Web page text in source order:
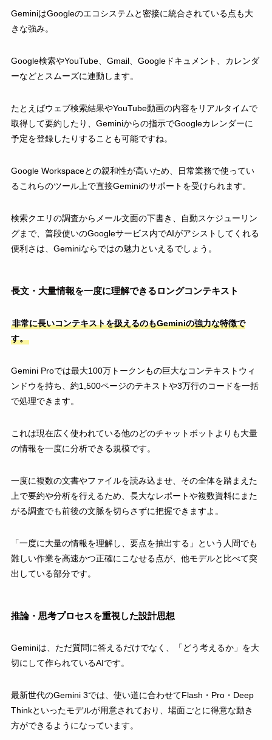
GeminiはGoogleのエコシステムと密接に統合されている点も大
きな強み。
Google検索やYouTube、Gmail、Googleドキュメント、カレンダ
ーなどとスムーズに連動します。
たとえばウェブ検索結果やYouTube動画の内容をリアルタイムで
取得して要約したり、Geminiからの指示でGoogleカレンダーに
予定を登録したりすることも可能ですね。
Google Workspaceとの親和性が高いため、日常業務で使ってい
るこれらのツール上で直接Geminiのサポートを受けられます。
検索クエリの調査からメール文面の下書き、自動スケジューリン
グまで、普段使いのGoogleサービス内でAIがアシストしてくれる
便利さは、Geminiならではの魅力といえるでしょう。
長文・大量情報を一度に理解できるロングコンテキスト
非常に長いコンテキストを扱えるのもGeminiの強力な特徴で
す。
Gemini Proでは最大100万トークンもの巨大なコンテキストウィ
ンドウを持ち、約1,500ページのテキストや3万行のコードを一括
で処理できます。
これは現在広く使われている他のどのチャットボットよりも大量
の情報を一度に分析できる規模です。
一度に複数の文書やファイルを読み込ませ、その全体を踏まえた
上で要約や分析を行えるため、長大なレポートや複数資料にまた
がる調査でも前後の文脈を切らさずに把握できますよ。
「一度に大量の情報を理解し、要点を抽出する」という人間でも
難しい作業を高速かつ正確にこなせる点が、他モデルと比べて突
出している部分です。
推論・思考プロセスを重視した設計思想
Geminiは、ただ質問に答えるだけでなく、「どう考えるか」を大
切にして作られているAIです。
最新世代のGemini 3では、使い道に合わせてFlash・Pro・Deep
Thinkといったモデルが用意されており、場面ごとに得意な動き
方ができるようになっています。